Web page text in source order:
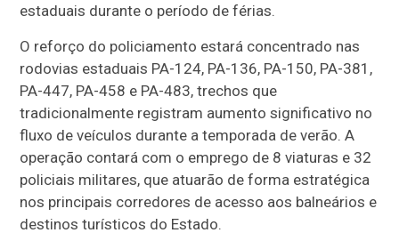
estaduais durante o período de férias.
O reforço do policiamento estará concentrado nas
rodovias estaduais PA-124, PA-136, PA-150, PA-381,
PA-447, PA-458 e PA-483, trechos que
tradicionalmente registram aumento significativo no
fluxo de veículos durante a temporada de verão. A
operação contará com o emprego de 8 viaturas e 32
policiais militares, que atuarão de forma estratégica
nos principais corredores de acesso aos balneários e
destinos turísticos do Estado.